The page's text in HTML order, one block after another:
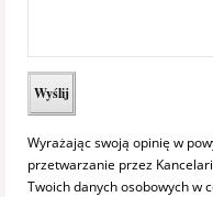
Wyrażając swoją opinię w
przetwarzanie przez
Twoich danych osobowych w